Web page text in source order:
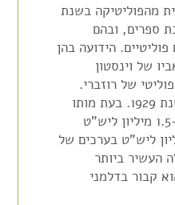
מהפוליטיקה בשנת
ספרים, ובהם
הידועה בהן
של וינסטון
של רוזברי.
ארצ'יבולד נפטר בשנת 1929. בעת מותו
נאמד שווי רכושו ב-1.5 מיליון ליש"ט
ערך ל-63 מיליון ליש"ט בערכים של
העשיר ביותר
קבור בדלמני